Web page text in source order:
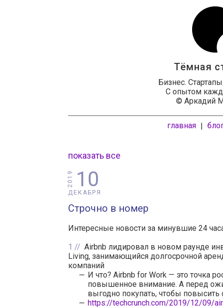
Тёмная
Бизнес.
С опытом
© Аркадий
главная |
показать все
10
ДЕКАБРЯ
2019
Строчно в номер
Интересные новости за минувшие 24
1
Airbnb лидировал в новом раунде
Living, занимающийся долгосрочной
компаний
И что? Airbnb for Work — это точка
повышенное внимание. А перед
выгодно покупать, чтобы повысить
https://techcrunch.com/2019/12/09/